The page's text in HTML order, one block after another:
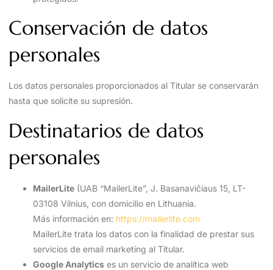
Conservación de datos
personales
Los datos personales proporcionados al Titular se conservarán
hasta que solicite su supresión.
Destinatarios de datos
personales
MailerLite (UAB “MailerLite”, J. Basanavičiaus 15, LT-
03108 Vilnius, con domicilio en Lithuania.
Más información en: https://mailerlite.com
MailerLite trata los datos con la finalidad de prestar sus
servicios de email marketing al Titular.
Google Analytics es un servicio de analítica web